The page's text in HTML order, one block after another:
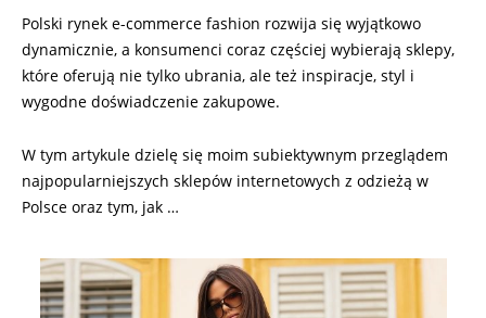
Polski rynek e-commerce fashion rozwija się wyjątkowo
dynamicznie, a konsumenci coraz częściej wybierają sklepy,
które oferują nie tylko ubrania, ale też inspiracje, styl i
wygodne doświadczenie zakupowe.
W tym artykule dzielę się moim subiektywnym przeglądem
najpopularniejszych sklepów internetowych z odzieżą w
Polsce oraz tym, jak …